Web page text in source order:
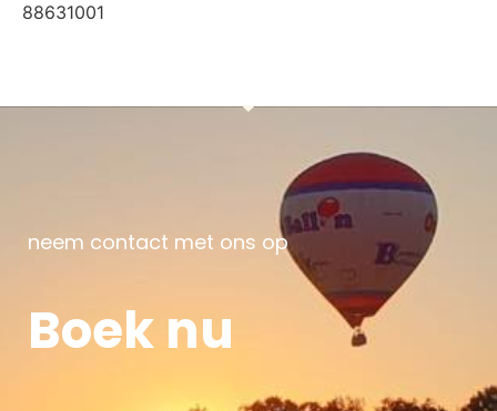
88631001
neem contact met ons op
Boek nu